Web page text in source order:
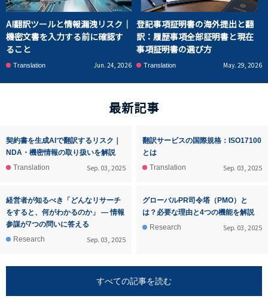
AI翻訳ツールと情報漏洩リスク｜
機密文書を入力する前に確認す
ること
Translation Jun. 24, 2026
登記事項証明書の海外提出と翻
訳：履歴事項全部証明書と現在
事項証明書の選び方
Translation May. 29, 2026
最新記事
契約書を生成AIで翻訳するリスク｜
NDA・機密情報の取り扱いを解説
Translation
Sep. 03, 2025
翻訳サービスの国際規格：ISO17100
とは
Translation
Sep. 03, 2025
経営者が知るべき「どんなリサーチ
をすると、何がわかるのか」 ― 情報
参謀が7つの問いに答える
Research
Sep. 03, 2025
グローバルPR司令塔（PMO）と
は？必要な理由と4つの機能を解説
Research
Sep. 03, 2025
すべての記事を読む